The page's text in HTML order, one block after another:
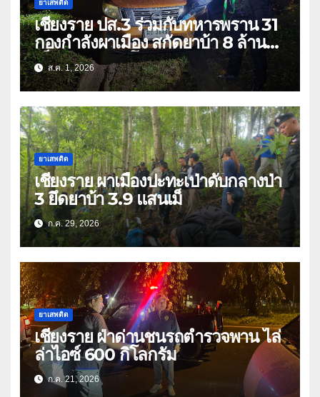
ยาเสพติด
เชียงราย ปส.3 ร่วมกับทหารพราน 31
กองกำลังผาเมือง สกัดยาบ้า 8 ล้าน
เม็ด เครือข่าย โล่ง แซ่ลี
ส.ค. 1, 2026
ยาเสพติด
เชียงราย ผาเมืองปะทะเป่าดับกลางป่า
3 ยึดยาบ้า 3.9 แสนเม็
ก.ค. 29, 2026
ยาเสพติด
เชียงราย ฝ่าด่านชนรถตำรวจพาน ไล่
ล่าไอซ์ 600 กิโลกรัม
ก.ค. 21, 2026